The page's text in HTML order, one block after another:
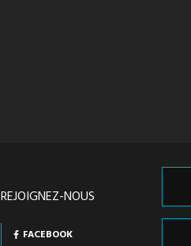
REJOIGNEZ-NOUS
FACEBOOK